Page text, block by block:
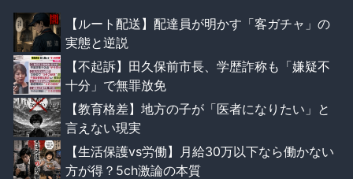
【ルート配送】配達員が明かす「客ガチャ」の
実態と逆説
【不起訴】田久保前市長、学歴詐称も「嫌疑不
十分」で無罪放免
【教育格差】地方の子が「医者になりたい」と
言えない現実
【生活保護vs労働】月給30万以下なら働かない
方が得？5ch激論の本質